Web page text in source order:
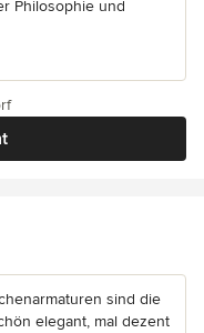
Philosophie und
sind die
elegant, mal dezent